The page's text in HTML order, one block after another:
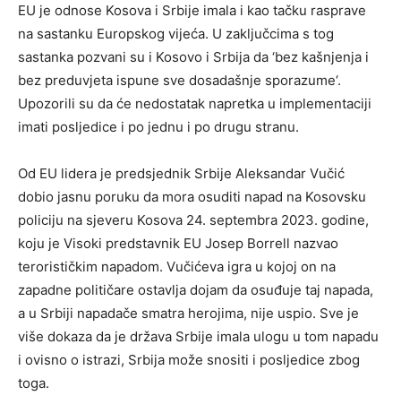
EU je odnose Kosova i Srbije imala i kao tačku rasprave
na sastanku Europskog vijeća. U zaključcima s tog
sastanka pozvani su i Kosovo i Srbija da ‘bez kašnjenja i
bez preduvjeta ispune sve dosadašnje sporazume‘.
Upozorili su da će nedostatak napretka u implementaciji
imati posljedice i po jednu i po drugu stranu.
Od EU lidera je predsjednik Srbije Aleksandar Vučić
dobio jasnu poruku da mora osuditi napad na Kosovsku
policiju na sjeveru Kosova 24. septembra 2023. godine,
koju je Visoki predstavnik EU Josep Borrell nazvao
terorističkim napadom. Vučićeva igra u kojoj on na
zapadne političare ostavlja dojam da osuđuje taj napada,
a u Srbiji napadače smatra herojima, nije uspio. Sve je
više dokaza da je država Srbije imala ulogu u tom napadu
i ovisno o istrazi, Srbija može snositi i posljedice zbog
toga.